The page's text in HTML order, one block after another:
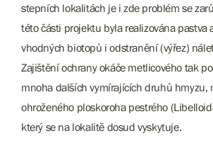
stepních lokalitách je i zde problém se
této části projektu byla realizována pastva
vhodných biotopů i odstranění (výřez)
Zajištění ochrany okáče metlicového tak
mnoha dalších vymírajících druhů hmyzu,
ohroženého ploskoroha pestrého
který se na lokalitě dosud vyskytuje.